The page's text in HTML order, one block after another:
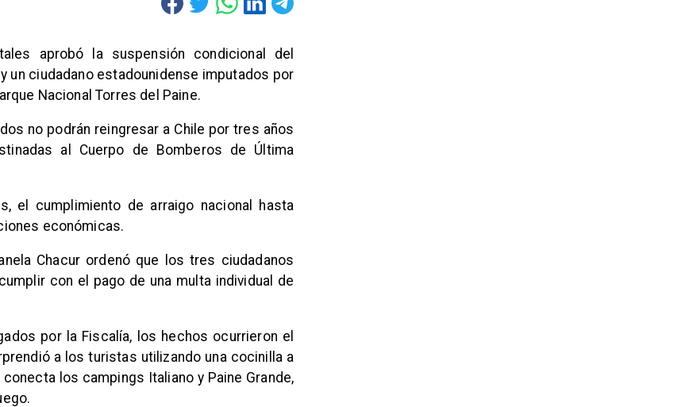
aprobó la suspensión condicional del
ciudadano estadounidense imputados por
Nacional Torres del Paine.
no podrán reingresar a Chile por tres años
al Cuerpo de Bomberos de Última
el cumplimiento de arraigo nacional hasta
económicas.
Chacur ordenó que los tres ciudadanos
con el pago de una multa individual de
por la Fiscalía, los hechos ocurrieron el
a los turistas utilizando una cocinilla a
los campings Italiano y Paine Grande,